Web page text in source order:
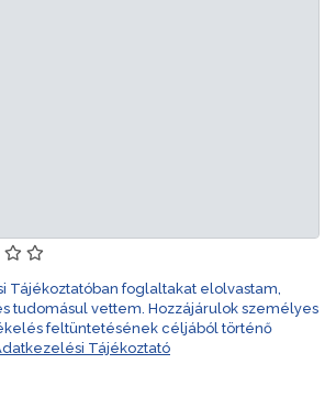
Tájékoztatóban foglaltakat elolvastam,
tudomásul vettem. Hozzájárulok személyes
feltüntetésének céljából történő
Tájékoztató